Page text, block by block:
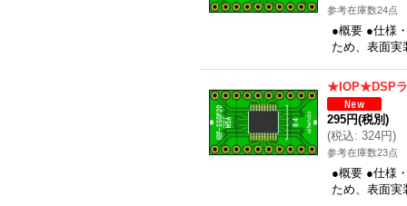
参考在庫数24点
●概要 ●仕様
ため、表面
★IOP★DSPラ
295円(税別)
(税込: 324円)
参考在庫数23点
●概要 ●仕様
ため、表面